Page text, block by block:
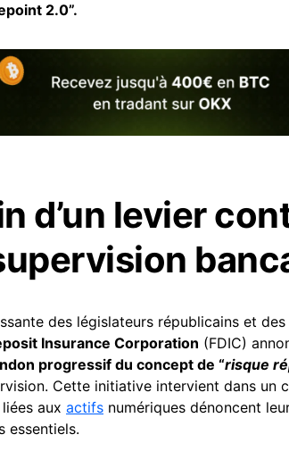
2.0”.
d’un levier
des législateurs républicains et des
Insurance Corporation (FDIC)
progressif du concept de “risque
Cette initiative intervient dans un
aux actifs numériques dénoncent
essentiels.